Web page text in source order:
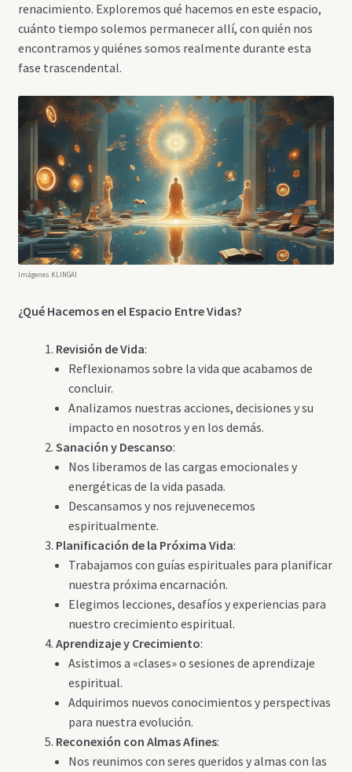
renacimiento. Exploremos qué hacemos en este espacio,
cuánto tiempo solemos permanecer allí, con quién nos
encontramos y quiénes somos realmente durante esta
fase trascendental.
Imágenes KLINGAI
¿Qué Hacemos en el Espacio Entre Vidas?
Revisión de Vida:
Reflexionamos sobre la vida que acabamos de
concluir.
Analizamos nuestras acciones, decisiones y su
impacto en nosotros y en los demás.
Sanación y Descanso:
Nos liberamos de las cargas emocionales y
energéticas de la vida pasada.
Descansamos y nos rejuvenecemos
espiritualmente.
Planificación de la Próxima Vida:
Trabajamos con guías espirituales para planificar
nuestra próxima encarnación.
Elegimos lecciones, desafíos y experiencias para
nuestro crecimiento espiritual.
Aprendizaje y Crecimiento:
Asistimos a «clases» o sesiones de aprendizaje
espiritual.
Adquirimos nuevos conocimientos y perspectivas
para nuestra evolución.
Reconexión con Almas Afines:
Nos reunimos con seres queridos y almas con las